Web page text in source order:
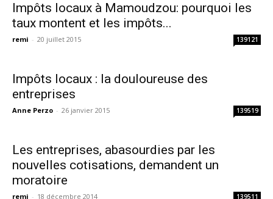
Impôts locaux à Mamoudzou: pourquoi les
taux montent et les impôts...
remi - 20 juillet 2015 139121
Impôts locaux : la douloureuse des
entreprises
Anne Perzo - 26 janvier 2015 139519
Les entreprises, abasourdies par les
nouvelles cotisations, demandent un
moratoire
remi - 18 décembre 2014 139511